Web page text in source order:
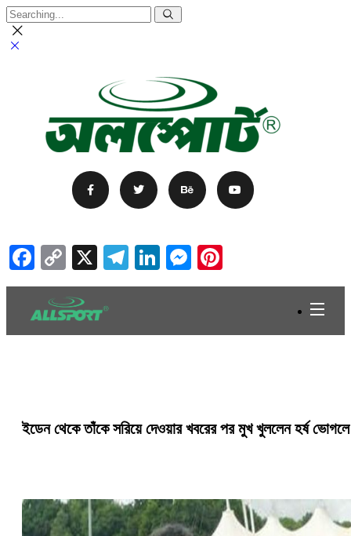
Facebook
Copy
Link
X Telegram
LinkedIn
Messenger
ইডেন থেকে তাঁকে সরিয়ে দেওয়ার খবরের পর মুখ খুললেন হর্ষ ভোগলে